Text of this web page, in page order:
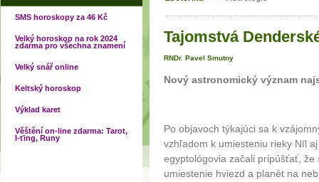
SMS horoskopy za 46 Kč
Velký horoskop na rok 2024
zdarma pro všechna znamení
Velký snář online
Keltský horoskop
Výklad karet
Věštění on-line zdarma: Tarot,
I-ťing, Runy
Tajomstvá
RNDr. Pavel Smutny
Nový astronomický význam
Po objavoch týkajúci sa k
vzhľadom k umiesteniu rieky Níl
egyptológovia začali pripúšťať,
umiestenie hviezd a planét na